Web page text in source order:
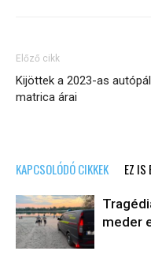
Előző cikk
Kijöttek a 2023-as
matrica árai
KAPCSOLÓDÓ CIKKEK EZ IS
meder